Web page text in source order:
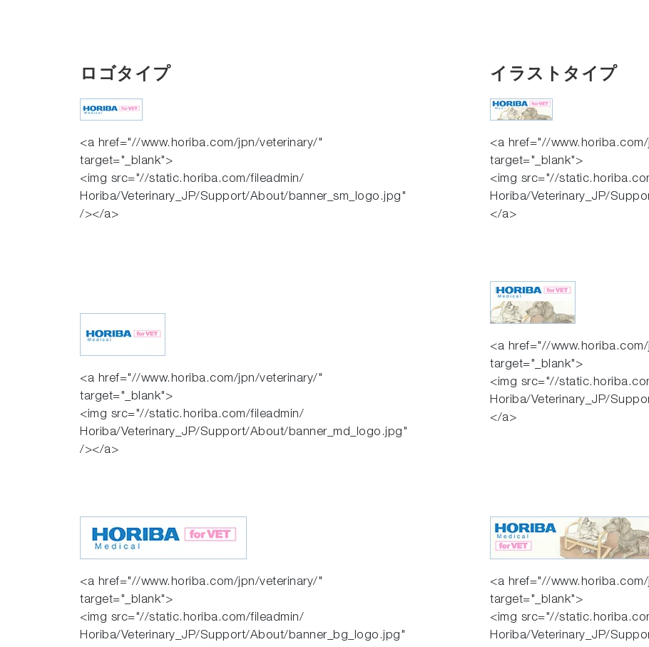
ロゴタイプ
<a href="//www.horiba.com/jpn/veterinary/"
target="_blank">
<img src="//static.horiba.com/fileadmin/
Horiba/Veterinary_JP/Support/About/banner_sm_logo.jpg"
/></a>
<a href="//www.horiba.com/jpn/veterinary/"
target="_blank">
<img src="//static.horiba.com/fileadmin/
Horiba/Veterinary_JP/Support/About/banner_md_logo.jpg"
/></a>
<a href="//www.horiba.com/jpn/veterinary/"
target="_blank">
<img src="//static.horiba.com/fileadmin/
Horiba/Veterinary_JP/Support/About/banner_bg_logo.jpg"
イラストタイプ
<a href="//
target="_blank">
<img src="//
Horiba/Veterinary_JP/
</a>
<a href="//
target="_blank">
<img src="//
Horiba/Veterinary_JP/
</a>
<a href="//
target="_blank">
<img src="//
Horiba/Veterinary_JP/